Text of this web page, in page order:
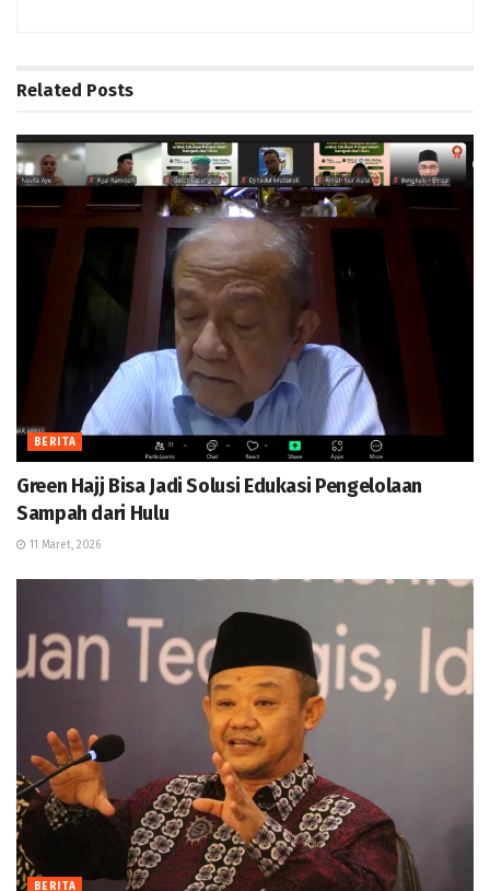
Related Posts
BERITA
Green Hajj Bisa Jadi Solusi Edukasi Pengelolaan
Sampah dari Hulu
11 Maret, 2026
BERITA